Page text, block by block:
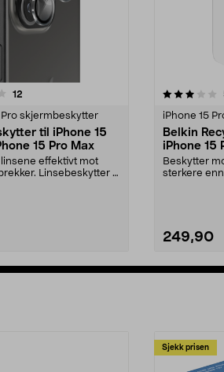
12
Pro skjermbeskytter
til iPhone 15
15 Pro Max
effektivt mot
Linsebeskytter til
3.0 av 5 stjerner
iPhone 15
Belkin
iPhone 15
Beskytter
sterkere
249,90
Sjekk prisen